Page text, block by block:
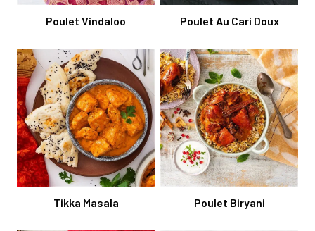
Poulet Vindaloo Poulet Au Cari Doux
Tikka Masala Poulet Biryani